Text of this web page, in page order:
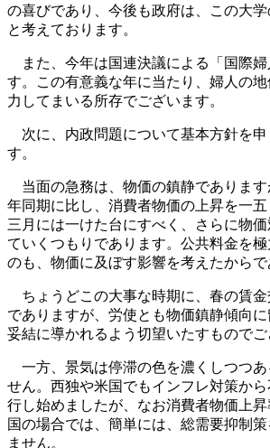
の喜びであり、今後も政府は、この大
と考えております。
また、今年は国連決議による「国際婦
す。この有意義な年に当たり、婦人の
力してまいる所存でございます。
次に、内政問題について基本方針を申
す。
当面の急務は、物価の鎮静でありま
年同期に比し、消費者物価の上昇を一
三月には一けた台にすべく、さらに物
ていくつもりであります。公共料金を
のも、物価に及ぼす影響を考えたからで
ちょうどこの大事な時期に、春の賃金
でありますが、労使とも物価鎮静傾向
妥結に導かれるよう切望いたすものでご
一方、景気は停滞の色を濃くしつつあ
せん。西独や米国でもインフレ対策か
行し始めましたが、なお消費者物価上
国の場合では、簡単には、総需要抑制
ません。